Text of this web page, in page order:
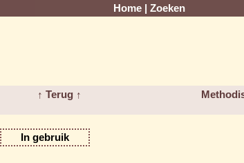
Home Zoeken
↑ Terug ↑
In gebruik